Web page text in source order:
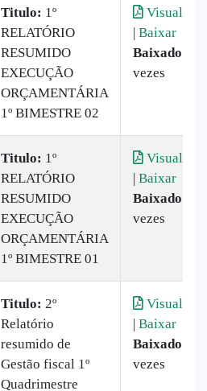
Titulo: 1º
RELATÓRIO
RESUMIDO
EXECUÇÃO
ORÇAMENTÁRIA
1º BIMESTRE 02
Visualizar
| Baixar
Baixado:
vezes
Titulo: 1º
RELATÓRIO
RESUMIDO
EXECUÇÃO
ORÇAMENTÁRIA
1º BIMESTRE 01
Visualizar
| Baixar
Baixado:
vezes
Titulo: 2º
Relatório
resumido de
Gestão fiscal 1º
Quadrimestre
Visualizar
| Baixar
Baixado:
vezes